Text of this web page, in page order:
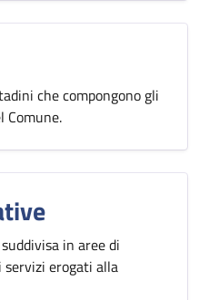
che compongono gli
Comune.
in aree di
servizi erogati alla